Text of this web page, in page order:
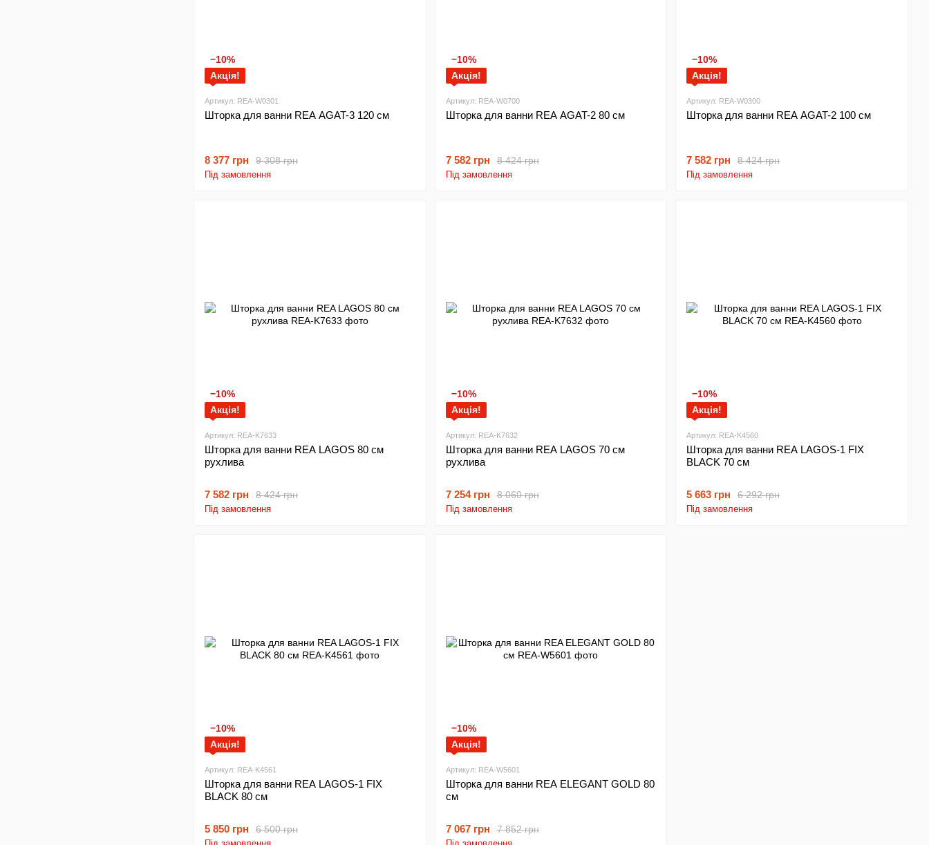
−10%
Акція!
Артикул: REA-W0301
Шторка для ванни REA AGAT-3 120 см
9 308 грн
8 377 грн
Під замовлення
−10%
Акція!
Артикул: REA-W0700
Шторка для ванни REA AGAT-2 80 см
8 424 грн
7 582 грн
Під замовлення
−10%
Акція!
Артикул: REA-W0300
Шторка для ванни REA AGAT-2 100 см
8 424 грн
7 582 грн
Під замовлення
−10%
Акція!
Артикул: REA-K7633
Шторка для ванни REA LAGOS 80 см
рухлива
8 424 грн
7 582 грн
Під замовлення
−10%
Акція!
Артикул: REA-K7632
Шторка для ванни REA LAGOS 70 см
рухлива
8 060 грн
7 254 грн
Під замовлення
−10%
Акція!
Артикул: REA-K4560
Шторка для ванни REA LAGOS-1 FIX
BLACK 70 см
6 292 грн
5 663 грн
Під замовлення
−10%
Акція!
Артикул: REA-K4561
Шторка для ванни REA LAGOS-1 FIX
BLACK 80 см
6 500 грн
5 850 грн
−10%
Акція!
Артикул: REA-W5601
Шторка для ванни REA ELEGANT GOLD 80
см
7 852 грн
7 067 грн